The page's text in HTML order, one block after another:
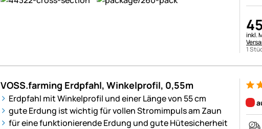
45
inkl.
1
VOSS.farming Erdpfahl, Winkelprofil, 0,55m
Erdpfahl mit Winkelprofil und einer Länge von 55 cm
gute Erdung ist wichtig für vollen Stromimpuls am Zaun
für eine funktionierende Erdung und gute Hütesicherheit
6